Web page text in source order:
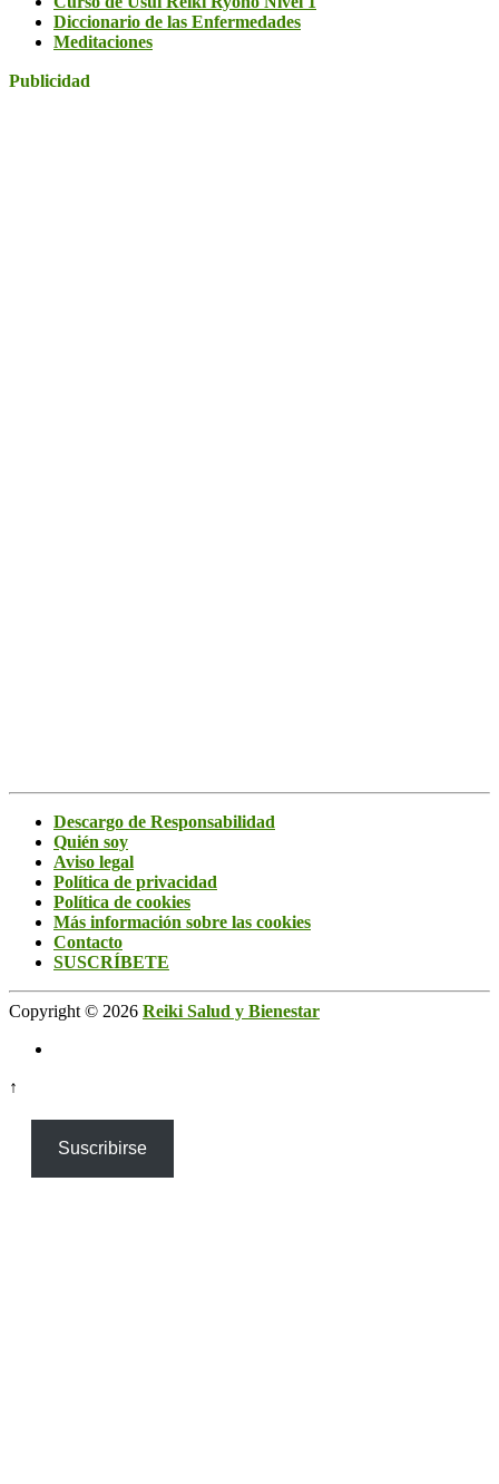
Diccionario de las Enfermedades
Meditaciones
Publicidad
Descargo de Responsabilidad
Quién soy
Aviso legal
Política de privacidad
Política de cookies
Más información sobre las cookies
Contacto
SUSCRÍBETE
Copyright © 2026 Reiki Salud y Bienestar
↑
Suscribirse